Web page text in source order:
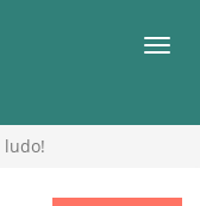
ludo!